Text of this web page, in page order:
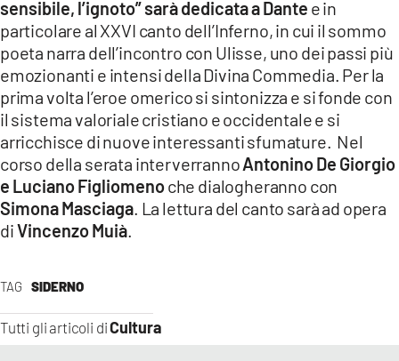
TAG SIDERNO
Tutti gli articoli diCultura
sensibile, l’ignoto” sarà dedicata a Dante e in
particolare al XXVI canto dell’Inferno, in cui il sommo
poeta narra dell’incontro con Ulisse, uno dei passi più
emozionanti e intensi della Divina Commedia. Per la
prima volta l’eroe omerico si sintonizza e si fonde con
il sistema valoriale cristiano e occidentale e si
arricchisce di nuove interessanti sfumature. Nel
corso della serata interverrannoAntonino De Giorgio
e Luciano Figliomenoche dialogheranno con
Simona Masciaga . La lettura del canto sarà ad opera
diVincenzo Muià.